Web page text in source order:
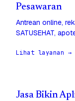
Pesawaran
Antrean online,
SATUSEHAT,
Lihat layanan →
Jasa Bikin